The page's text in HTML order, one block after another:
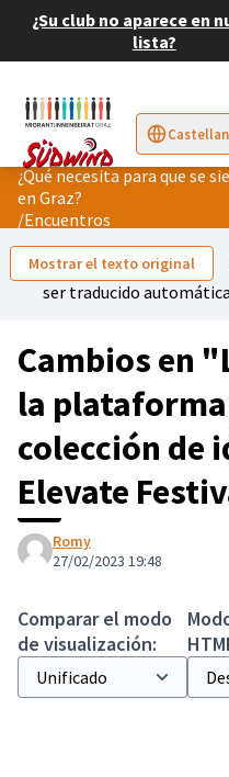
¿Su club no aparece en
lista?
Sprache
¿Qué necesita para que se
en Graz?
/Encuentros
Mostrar el texto original
ser traducido
Cambios en
la
colección de
Elevate
Romy
27/02/2023 19:48
Comparar el modo
de visualización: